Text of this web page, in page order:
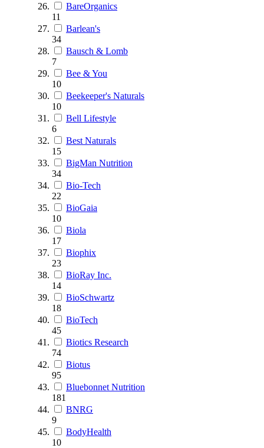
BareOrganics
11
Barlean's
34
Bausch & Lomb
7
Bee & You
10
Beekeeper's Naturals
10
Bell Lifestyle
6
Best Naturals
15
BigMan Nutrition
34
Bio-Tech
22
BioGaia
10
Biola
17
Biophix
23
BioRay Inc.
14
BioSchwartz
18
BioTech
45
Biotics Research
74
Biotus
95
Bluebonnet Nutrition
181
BNRG
9
BodyHealth
10